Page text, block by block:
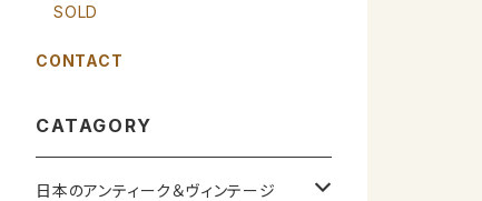
SOLD
CONTACT
CATAGORY
日本のアンティーク＆ヴィンテージ